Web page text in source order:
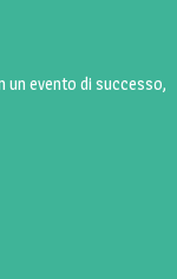
un evento di successo,